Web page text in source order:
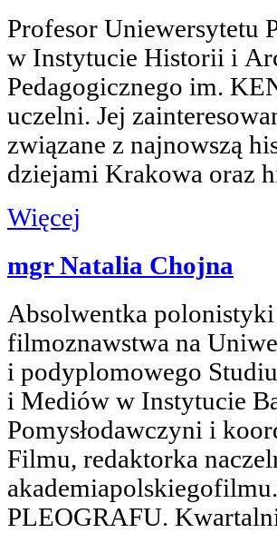
Profesor Uniewersytetu
w Instytucie Historii i
Pedagogicznego im.
uczelni. Jej
związane z najnowszą
dziejami Krakowa oraz
Więcej
mgr Natalia Chojna
Absolwentka
filmoznawstwa na
i podyplomowego
i Mediów w Instytucie
Pomysłodawczyni i
Filmu, redaktorka
PLEOGRAFU.